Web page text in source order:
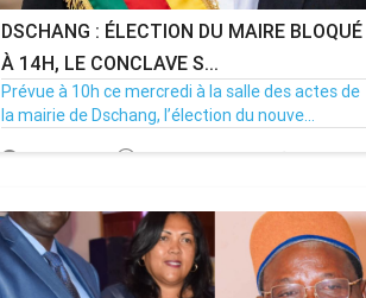
DSCHANG : ÉLECTION DU MAIRE BLOQUÉ
À 14H, LE CONCLAVE S...
Prévue à 10h ce mercredi à la salle des actes de
la mairie de Dschang, l’élection du nouve...
15/07/26 Par MenouActu 0